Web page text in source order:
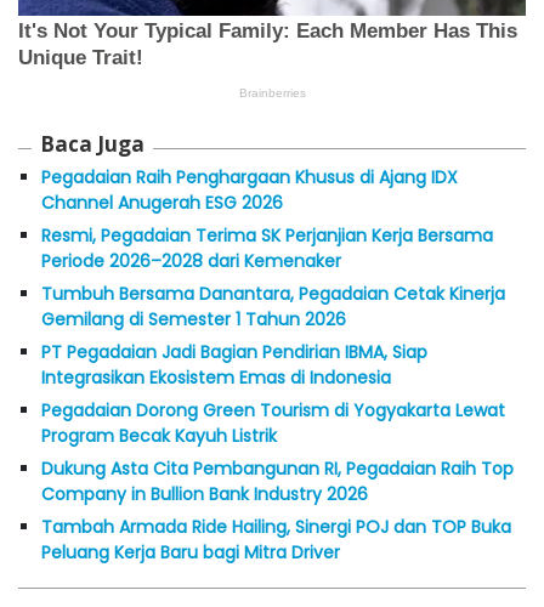
Baca Juga
Pegadaian Raih Penghargaan Khusus di Ajang IDX
Channel Anugerah ESG 2026
Resmi, Pegadaian Terima SK Perjanjian Kerja Bersama
Periode 2026–2028 dari Kemenaker
Tumbuh Bersama Danantara, Pegadaian Cetak Kinerja
Gemilang di Semester 1 Tahun 2026
PT Pegadaian Jadi Bagian Pendirian IBMA, Siap
Integrasikan Ekosistem Emas di Indonesia
Pegadaian Dorong Green Tourism di Yogyakarta Lewat
Program Becak Kayuh Listrik
Dukung Asta Cita Pembangunan RI, Pegadaian Raih Top
Company in Bullion Bank Industry 2026
Tambah Armada Ride Hailing, Sinergi POJ dan TOP Buka
Peluang Kerja Baru bagi Mitra Driver